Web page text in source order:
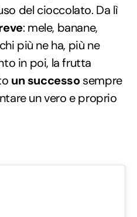
del cioccolato. Da lì
: mele, banane,
più ne ha, più ne
in poi, la frutta
un successosempre
un vero e proprio